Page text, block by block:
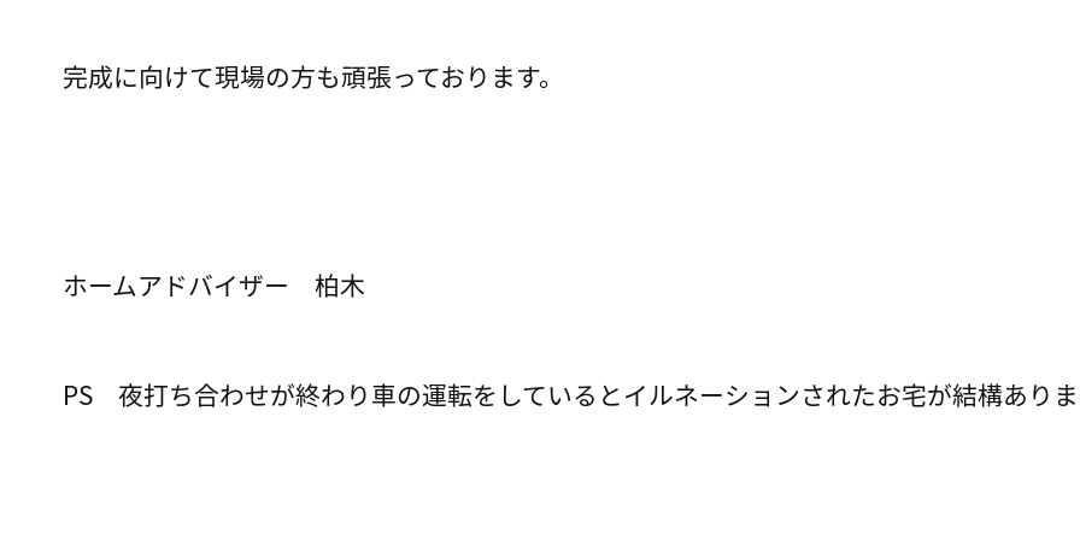
完成に向けて現場の方も頑張っております。
ホームアドバイザー 柏木
PS 夜打ち合わせが終わり車の運転をしているとイルネーションされたお宅が結構あり